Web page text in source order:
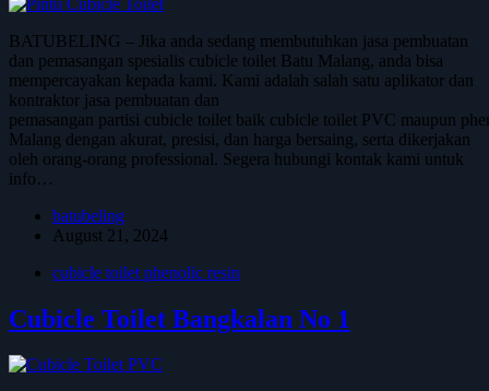
BATUBELING – Jika anda sedang membutuhkan jasa pembuatan
dan pemasangan spesialis cubicle toilet Batu Malang, anda bisa
mempercayakan kepada kami. Kami adalah salah satu aplikator dan
kontraktor jasa pembuatan dan
pemasangan partisi cubicle toilet baik cubicle toilet PVC maupun
Malang dengan akurat, presisi, dan harga bersaing, serta dikerjakan
oleh orang-orang professional. Segera hubungi kontak kami untuk
info…
batubeling
August 21, 2024
cubicle toilet phenolic resin
Cubicle Toilet Bangkalan No 1